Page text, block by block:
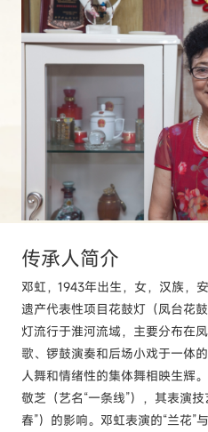
传承人简介
邓虹，1943年出生，女，汉族，
遗产代表性项目花鼓灯（凤台花
灯流行于淮河流域，主要分布在
歌、锣鼓演奏和后场小戏于一体
人舞和情绪性的集体舞相映生辉
敬芝（艺名“一条线”），其表演
春”）的影响。邓虹表演的“兰花”